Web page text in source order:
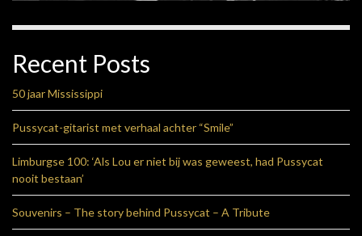
Recent Posts
50 jaar Mississippi
Pussycat-gitarist met verhaal achter “Smile”
Limburgse 100: ‘Als Lou er niet bij was geweest, had Pussycat
nooit bestaan’
Souvenirs – The story behind Pussycat – A Tribute